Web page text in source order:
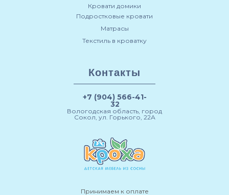
Контакты
Принимаем к оплате
+7 (904) 566-41-
32
Вологодская область, город
Сокол, ул. Горького, 22А
Подростковые кровати
Кровати домики
Матрасы
Текстиль в кроватку